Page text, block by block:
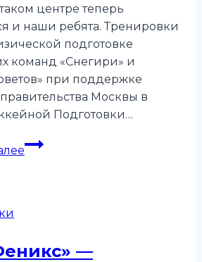
центре теперь
и наши ребята. Тренировки
подготовке
команд «Снегири» и
при поддержке
Москвы в
Подготовки…
Центр
Хоккейной
следж-
—